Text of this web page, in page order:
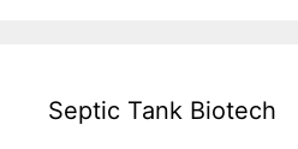
Septic Tank Biotech